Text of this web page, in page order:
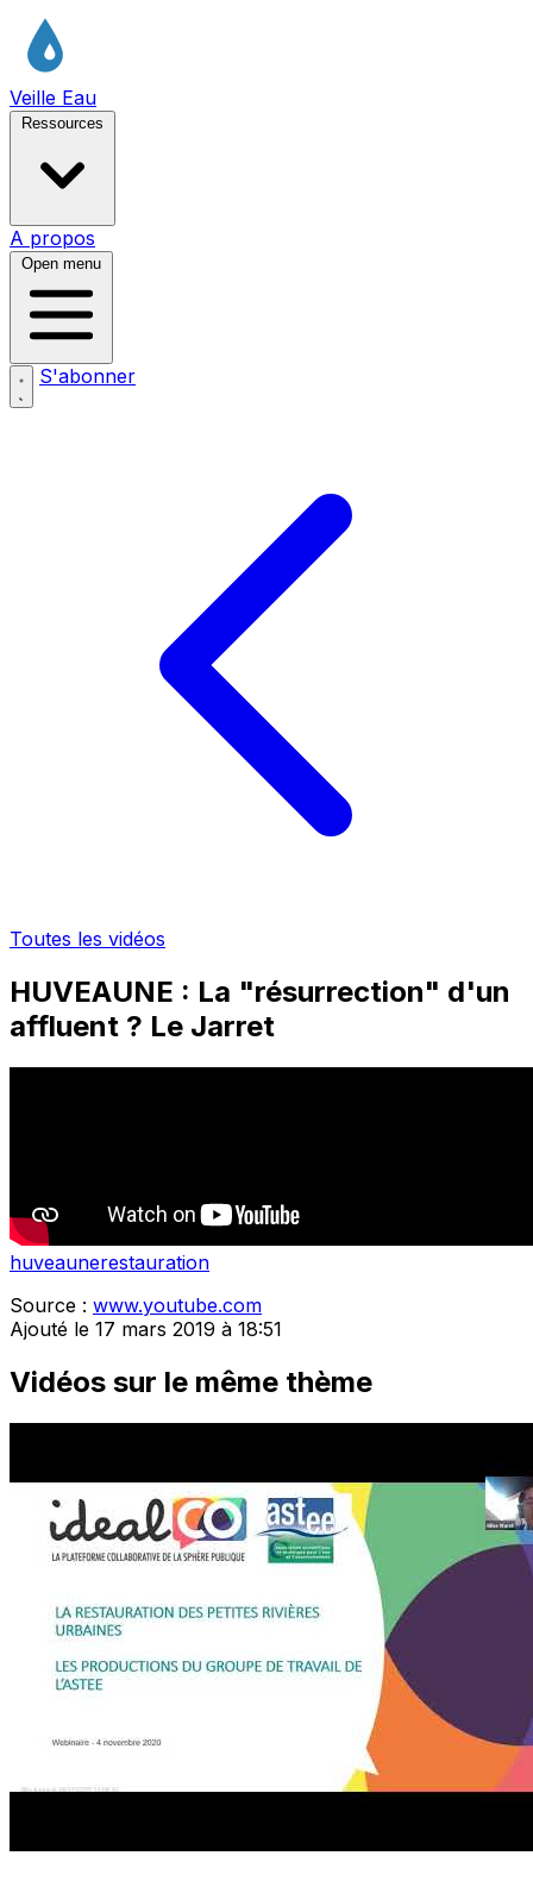
Veille Eau
Ressources
A propos
Open menu
S'abonner
Toutes les vidéos
HUVEAUNE : La "résurrection" d'un
affluent ? Le Jarret
huveaunerestauration
Source : www.youtube.com
Ajouté le 17 mars 2019 à 18:51
Vidéos sur le même thème